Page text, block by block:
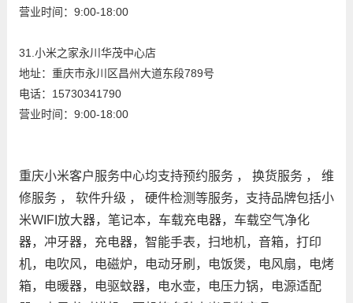
营业时间：9:00-18:00
31.小米之家永川华茂中心店
地址：重庆市永川区昌州大道东段789号
电话：15730341790
营业时间：9:00-18:00
重庆小米客户服务中心均支持预约服务 ， 换货服务 ， 维
修服务 ， 软件升级 ， 硬件检测等服务，支持品牌包括小
米WIFI放大器，笔记本，车载充电器，车载空气净化
器，冲牙器，充电器，智能手表，扫地机，音箱，打印
机，电吹风，电磁炉，电动牙刷，电饭煲，电风扇，电烤
箱，电暖器，电驱蚊器，电水壶，电压力锅，电源适配